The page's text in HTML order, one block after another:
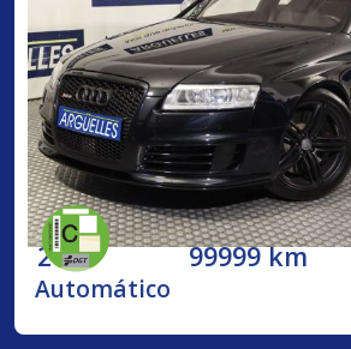
2009 99999 km
Automático